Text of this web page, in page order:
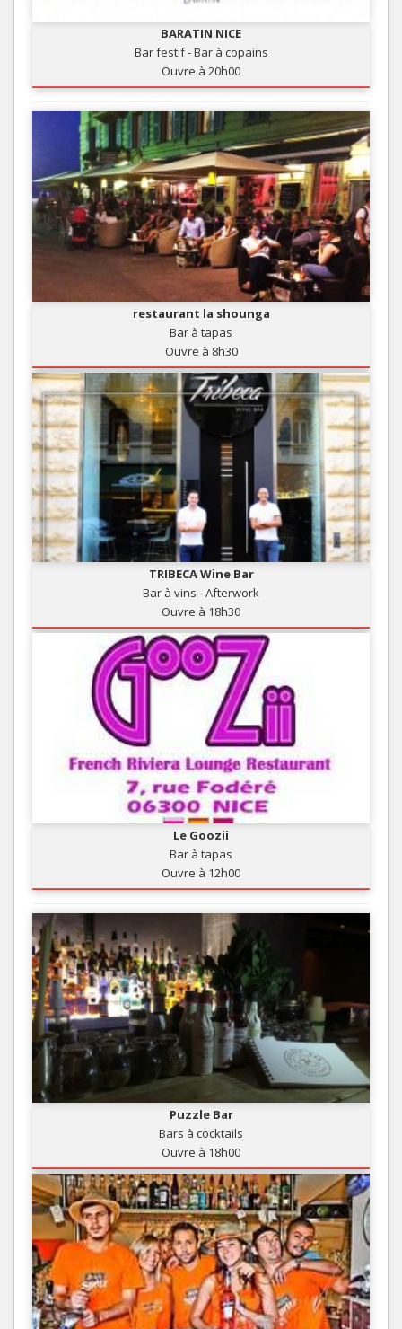
BARATIN NICE
Bar festif - Bar à copains
Ouvre à 20h00
restaurant la shounga
Bar à tapas
Ouvre à 8h30
TRIBECA Wine Bar
Bar à vins - Afterwork
Ouvre à 18h30
Le Goozii
Bar à tapas
Ouvre à 12h00
Puzzle Bar
Bars à cocktails
Ouvre à 18h00